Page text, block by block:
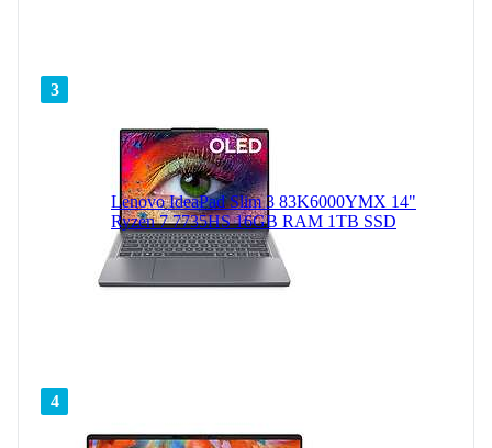
3
Lenovo IdeaPad Slim 3 83K6000YMX 14"
Ryzen 7 7735HS 16GB RAM 1TB SSD
4